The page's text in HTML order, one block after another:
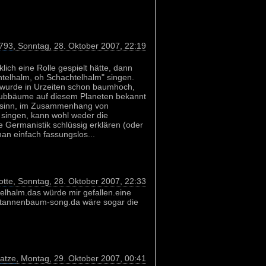
, Sonntag, 28. Oktober 2007, 22:19
eine Rolle gespielt hätte, dann
oh Schachtelhalm" singen.
in Urzeiten schon baumhoch,
auf diesem Planeten bekannt
im Zusammenhang von
kann wohl weder die
Germanistik schlüssig erklären (oder
einfach fassungslos...
, Sonntag, 28. Oktober 2007, 22:33
würde mir gefallen.eine
song.da wäre sogar die
, Montag, 29. Oktober 2007, 00:41